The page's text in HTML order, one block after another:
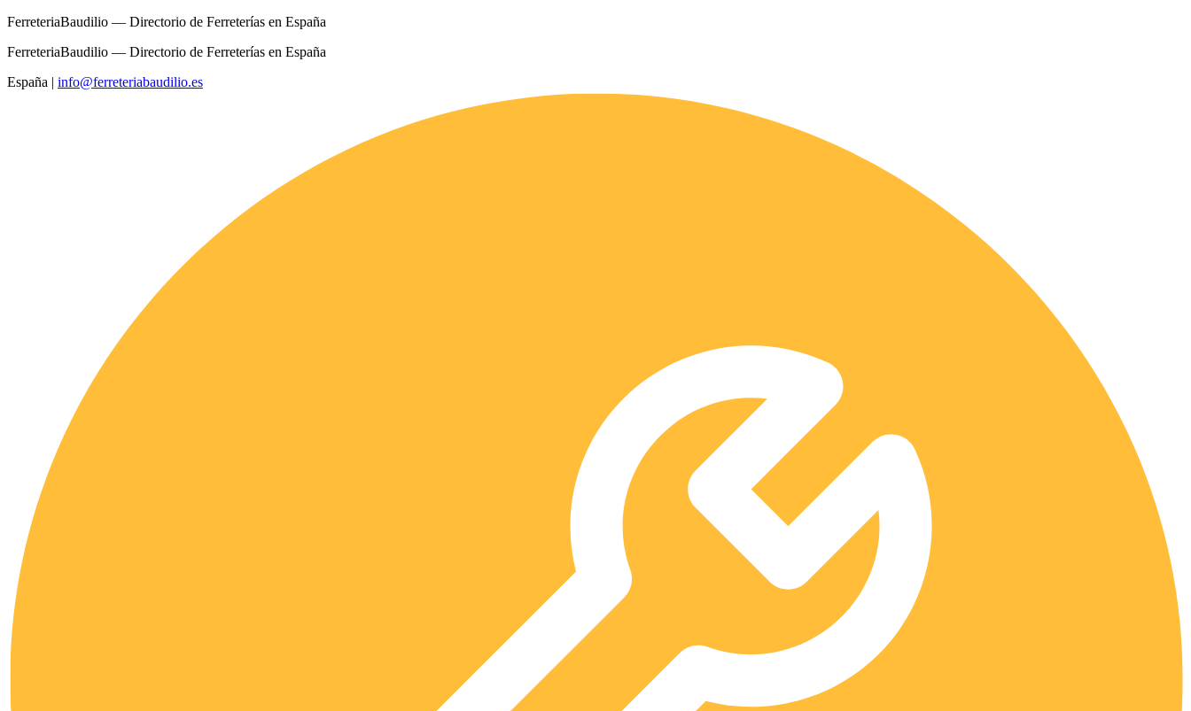
FerreteriaBaudilio — Directorio de Ferreterías en España
FerreteriaBaudilio — Directorio de Ferreterías en España
España | info@ferreteriabaudilio.es